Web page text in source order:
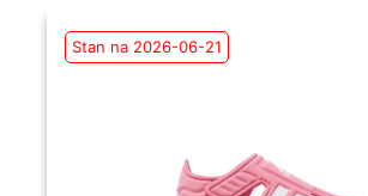
Stan na 2026-06-21